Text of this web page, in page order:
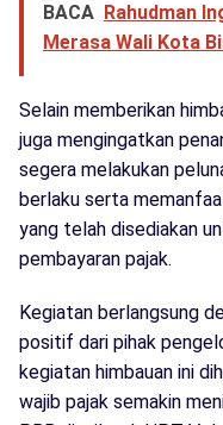
BACA Rahudman
Merasa Wali Kota
Selain memberikan
juga mengingatkan
segera melakukan
berlaku serta
yang telah disediakan
pembayaran pajak.
Kegiatan berlangsung
positif dari pihak
kegiatan himbauan ini
wajib pajak semakin